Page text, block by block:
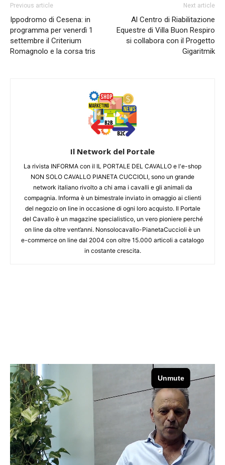
Previous article
Ippodromo di Cesena: in
programma per venerdì 1
settembre il Criterium
Romagnolo e la corsa tris
Next article
Al Centro di Riabilitazione
Equestre di Villa Buon Respiro
si collabora con il Progetto
Gigaritmik
Il Network del Portale
La rivista INFORMA con il IL PORTALE DEL CAVALLO e l'e-shop
NON SOLO CAVALLO PIANETA CUCCIOLI, sono un grande
network italiano rivolto a chi ama i cavalli e gli animali da
compagnia. Informa è un bimestrale inviato in omaggio ai clienti
del negozio on line in occasione di ogni loro acquisto. Il Portale
del Cavallo è un magazine specialistico, un vero pioniere perché
on line da oltre vent’anni. Nonsolocavallo-PianetaCuccioli è un
e-commerce on line dal 2004 con oltre 15.000 articoli a catalogo
in costante crescita.